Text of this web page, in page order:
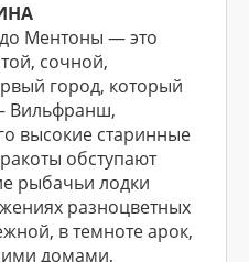
Ментоны — это
сочной,
город, который
Вильфранш,
высокие старинные
обступают
рыбачьи лодки
разноцветных
в темноте арок,
домами,